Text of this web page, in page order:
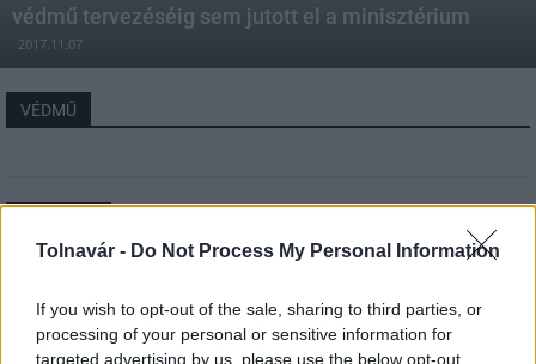
Tolnavár - Do Not Process My Personal Information
If you wish to opt-out of the sale, sharing to third parties, or
processing of your personal or sensitive information for
targeted advertising by us, please use the below opt-out
védmű tervezéséig sem jutott el a minisztérium
2017.11.07
VÉDMŰ